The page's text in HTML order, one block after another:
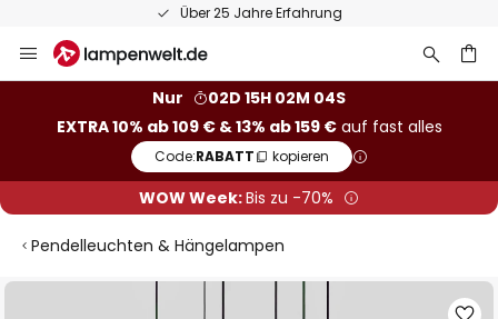
Über 25 Jahre Erfahrung
Inhalt
Nur
02D 15H 02M 04S
EXTRA 10% ab 109 € & 13% ab 159 €auf fast alles
Code:RABATT kopieren
WOW Week:Bis zu -70%
Pendelleuchten & Hängelampen
Zum